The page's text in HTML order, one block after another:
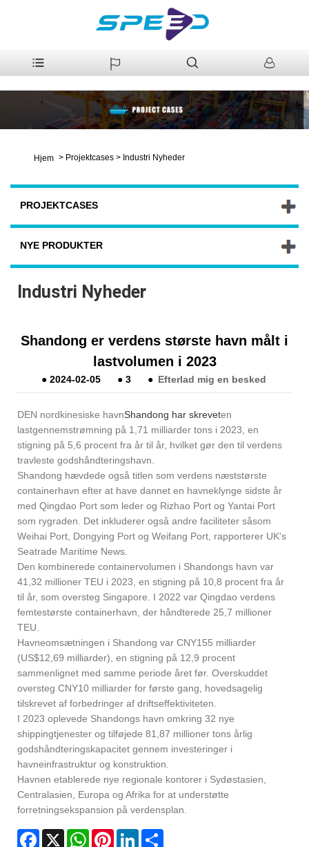
Hjem > Projektcases > Industri Nyheder
PROJEKTCASES
NYE PRODUKTER
Industri Nyheder
Shandong er verdens største havn målt i
lastvolumen i 2023
● 2024-02-05 ● 3 ● Efterlad mig en besked
DEN nordkinesiske havnShandong har skreveten
lastgennemstrømning på 1,71 milliarder tons i 2023, en
stigning på 5,6 procent fra år til år, hvilket gør den til verdens
travleste godshåndteringshavn.
Shandong hævdede også titlen som verdens næststørste
containerhavn efter at have dannet en havneklynge sidste år
med Qingdao Port som leder og Rizhao Port og Yantai Port
som rygraden. Det inkluderer også andre faciliteter såsom
Weihai Port, Dongying Port og Weifang Port, rapporterer UK's
Seatrade Maritime News.
Den kombinerede containervolumen i Shandongs havn var
41,32 millioner TEU i 2023, en stigning på 10,8 procent fra år
til år, som oversteg Singapore. I 2022 var Qingdao verdens
femtestørste containerhavn, der håndterede 25,7 millioner
TEU.
Havneomsætningen i Shandong var CNY155 milliarder
(US$12,69 milliarder), en stigning på 12,9 procent
sammenlignet med samme periode året før. Overskuddet
oversteg CNY10 milliarder for første gang, hovedsagelig
tilskrevet af forbedringer af driftseffektiviteten.
I 2023 oplevede Shandongs havn omkring 32 nye
shippingtjenester og tilføjede 81,87 millioner tons årlig
godshåndteringskapacitet gennem investeringer i
havneinfrastruktur og konstruktion.
Havnen etablerede nye regionale kontorer i Sydøstasien,
Centralasien, Europa og Afrika for at understøtte
forretningsekspansion på verdensplan.
Facebook
X WhatsAppPinterestLinkedIn